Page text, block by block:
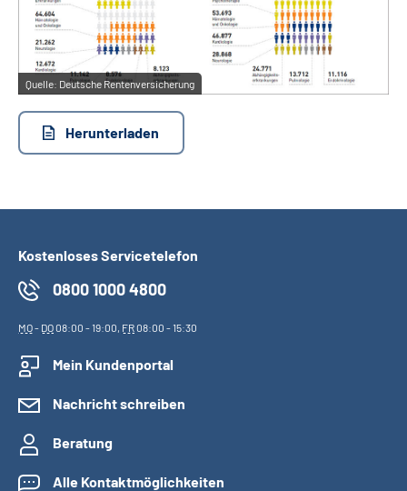
Language
Inhalte in Gebärdensprache (DGS)
Quelle: Deutsche Rentenversicherung
Herunterladen
Kostenloses Servicetelefon
0800 1000 4800
MO- DO08:00 - 19:00, FR08:00 - 15:30
Mein Kundenportal
Nachricht schreiben
Beratung
Alle Kontaktmöglichkeiten